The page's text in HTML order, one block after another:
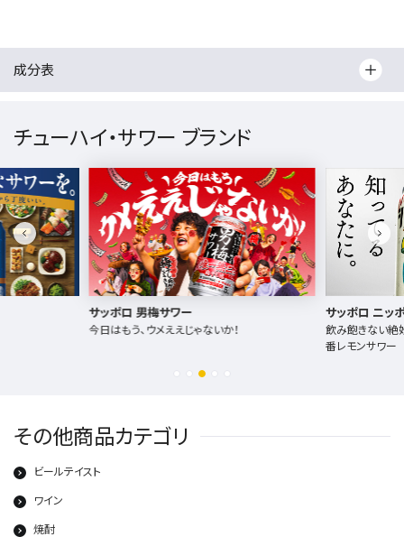
成分表
チューハイ・サワー ブランド
サッポロ ニッポンのシン・レモンサワー
飲み飽きない絶妙なバランス、ニッポンのシン・定
濃い搾り
搾りグレ
濃くて、旨
その他商品カテゴリ
ビールテイスト
ワイン
焼酎